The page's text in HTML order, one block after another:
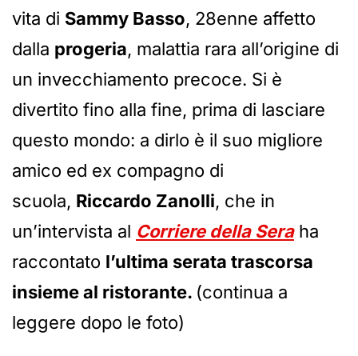
vita di Sammy Basso, 28enne affetto
dalla progeria, malattia rara all’origine di
un invecchiamento precoce. Si è
divertito fino alla fine, prima di lasciare
questo mondo: a dirlo è il suo migliore
amico ed ex compagno di
scuola, Riccardo Zanolli, che in
un’intervista al Corriere della Seraha
raccontato l’ultima serata trascorsa
insieme al ristorante. (continua a
leggere dopo le foto)